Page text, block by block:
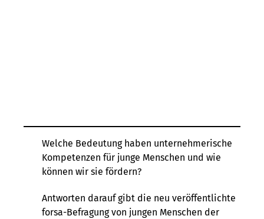
Welche Bedeutung haben unternehmerische
Kompetenzen für junge Menschen und wie
können wir sie fördern?
Antworten darauf gibt die neu veröffentlichte
forsa-Befragung von jungen Menschen der